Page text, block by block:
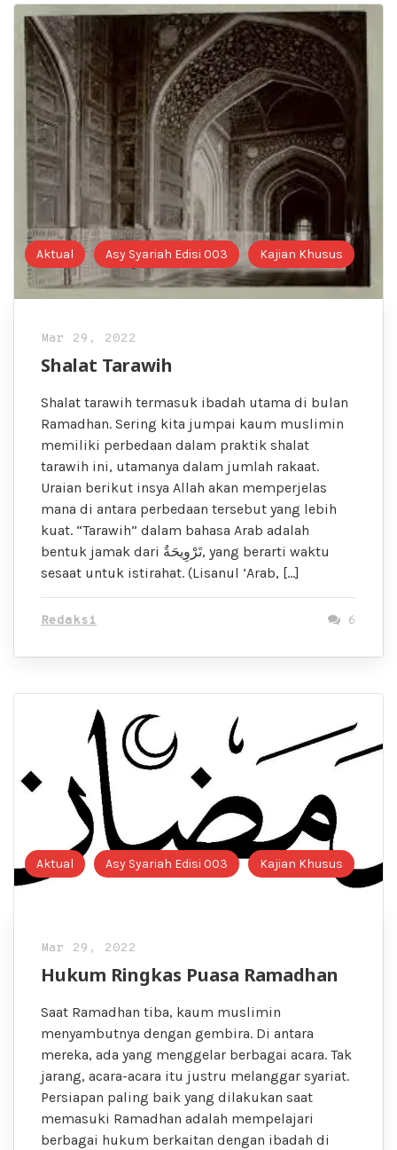
Aktual Asy Syariah Edisi 003 Kajian Khusus
Mar 29, 2022
Shalat Tarawih
Shalat tarawih termasuk ibadah utama di bulan
Ramadhan. Sering kita jumpai kaum muslimin
memiliki perbedaan dalam praktik shalat
tarawih ini, utamanya dalam jumlah rakaat.
Uraian berikut insya Allah akan memperjelas
mana di antara perbedaan tersebut yang lebih
kuat. “Tarawih” dalam bahasa Arab adalah
bentuk jamak dari تَرْوِيحَةٌ, yang berarti waktu
sesaat untuk istirahat. (Lisanul ‘Arab, […]
Redaksi 6
Aktual Asy Syariah Edisi 003 Kajian Khusus
Mar 29, 2022
Hukum Ringkas Puasa Ramadhan
Saat Ramadhan tiba, kaum muslimin
menyambutnya dengan gembira. Di antara
mereka, ada yang menggelar berbagai acara. Tak
jarang, acara-acara itu justru melanggar syariat.
Persiapan paling baik yang dilakukan saat
memasuki Ramadhan adalah mempelajari
berbagai hukum berkaitan dengan ibadah di